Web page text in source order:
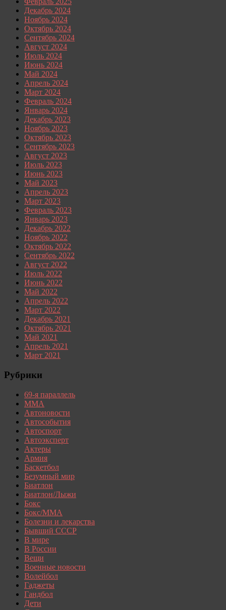
Декабрь 2024
Ноябрь 2024
Октябрь 2024
Сентябрь 2024
Август 2024
Июль 2024
Июнь 2024
Май 2024
Апрель 2024
Март 2024
Февраль 2024
Январь 2024
Декабрь 2023
Ноябрь 2023
Октябрь 2023
Сентябрь 2023
Август 2023
Июль 2023
Июнь 2023
Май 2023
Апрель 2023
Март 2023
Февраль 2023
Январь 2023
Декабрь 2022
Ноябрь 2022
Октябрь 2022
Сентябрь 2022
Август 2022
Июль 2022
Июнь 2022
Май 2022
Апрель 2022
Март 2022
Декабрь 2021
Октябрь 2021
Май 2021
Апрель 2021
Март 2021
Рубрики
69-я параллель
MMA
Автоновости
Автособытия
Автоспорт
Автоэксперт
Актеры
Армия
Баскетбол
Безумный мир
Биатлон
Биатлон/Лыжи
Бокс
Бокс/MMA
Болезни и лекарства
Бывший СССР
В мире
В России
Вещи
Военные новости
Волейбол
Гаджеты
Гандбол
Дети